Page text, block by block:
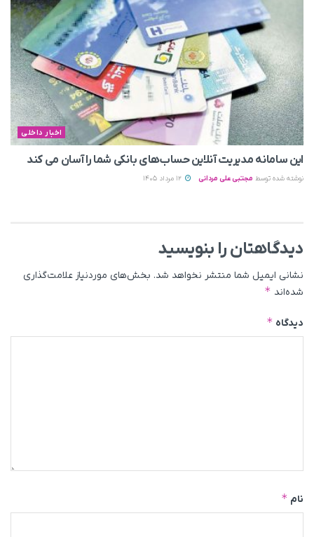
اخبار داخلی
این سامانه مدیریت آنلاین حساب‌های بانکی شما را آسان می کند
نوشته شده توسط مجتبی علی مردانی
دیدگاهتان را بنویسید
نشانی ایمیل شما منتشر نخواهد شد. بخش‌های موردنیاز علامت‌گذاری
شده‌اند *
دیدگاه *
نام *